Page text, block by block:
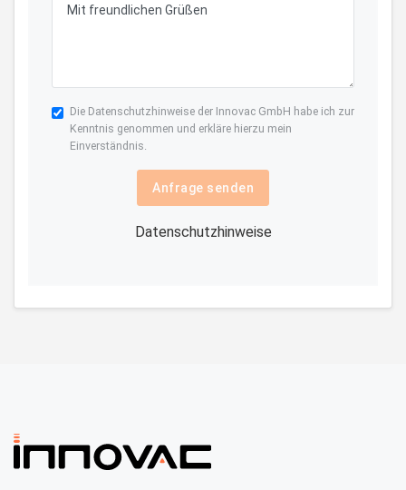
Die Datenschutzhinweise der Innovac GmbH habe ich zur
Kenntnis genommen und erkläre hierzu mein
Einverständnis.
Anfrage senden
Datenschutzhinweise